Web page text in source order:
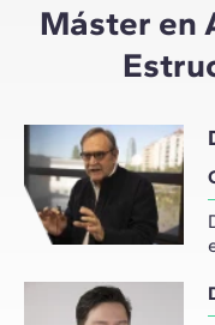
Máster en